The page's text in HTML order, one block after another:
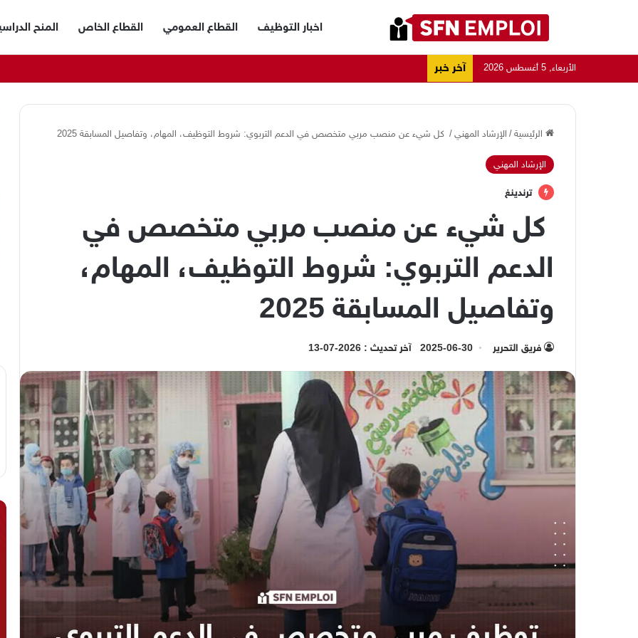
اخبار التوظيف القطاع العمومي القطاع الخاص المنح
الأربعاء, 5 أغسطس 2026 آخر خبر
الرئيسية/ الإرشاد المهني/ كل شيء عن منصب مربي متخصص في الدعم التربوي: شروط التوظيف، المهام، وتفاصيل المسابقة 2025
الإرشاد المهني
ترندينغ
كل شيء عن منصب مربي متخصص في
الدعم التربوي: شروط التوظيف، المهام،
وتفاصيل المسابقة 2025
فريق التحرير 2025-06-30 آخر تحديث : 2026-07-13